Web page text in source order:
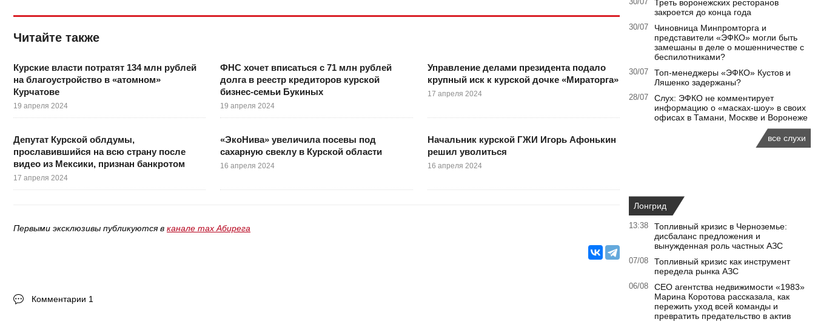
Читайте также
Курские власти потратят 134 млн рублей
на благоустройство в «атомном»
Курчатове
19 апреля 2024
ФНС хочет вписаться с 71 млн рублей
долга в реестр кредиторов курской
бизнес-семьи Букиных
19 апреля 2024
Управление делами президента подало
крупный иск к курской дочке «Мираторга»
17 апреля 2024
Депутат Курской облдумы,
прославившийся на всю страну после
видео из Мексики, признан банкротом
17 апреля 2024
«ЭкоНива» увеличила посевы под
сахарную свеклу в Курской области
16 апреля 2024
Начальник курской ГЖИ Игорь Афонькин
решил уволиться
16 апреля 2024
Первыми эксклюзивы публикуются в канале max Абирега
Комментарии 1
30/07
Треть воронежских ресторанов
закроется до конца года
30/07
Чиновница Минпромторга и
представители «ЭФКО» могли быть
замешаны в деле о мошенничестве с
беспилотниками?
30/07
Топ-менеджеры «ЭФКО» Кустов и
Ляшенко задержаны?
28/07
Слух: ЭФКО не комментирует
информацию о «масках-шоу» в своих
офисах в Тамани, Москве и Воронеже
все слухи
Лонгрид
13:38
Топливный кризис в Черноземье:
дисбаланс предложения и
вынужденная роль частных АЗС
07/08
Топливный кризис как инструмент
передела рынка АЗС
06/08
CEO агентства недвижимости «1983»
Марина Коротова рассказала, как
пережить уход всей команды и
превратить предательство в актив